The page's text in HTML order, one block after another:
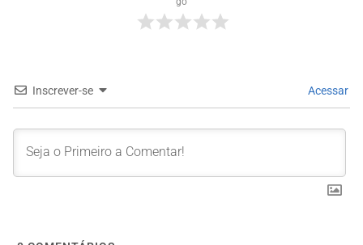
Inscrever-se Acessar